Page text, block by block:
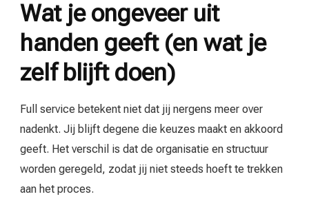
Wat je ongeveer uit
handen geeft (en wat je
zelf blijft doen)
Full service betekent niet dat jij nergens meer over
nadenkt. Jij blijft degene die keuzes maakt en akkoord
geeft. Het verschil is dat de organisatie en structuur
worden geregeld, zodat jij niet steeds hoeft te trekken
aan het proces.